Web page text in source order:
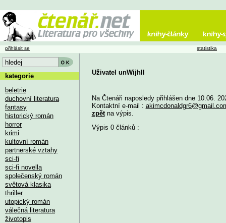
Uživatel unWijhII
Na Čtenáři naposledy přihlášen dne 10.06.
Kontaktní e-mail :
zpětna výpis.
Výpis 0 článků :
přihlásit se statistika
kategorie
beletrie
duchovní literatura
fantasy
historický román
horror
krimi
kultovní román
partnerské vztahy
sci-fi
sci-fi novella
společenský román
světová klasika
thriller
utopický román
válečná literatura
životopis